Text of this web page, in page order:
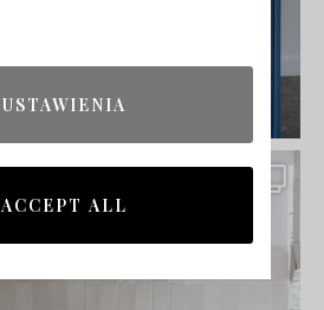
USTAWIENIA
ACCEPT ALL